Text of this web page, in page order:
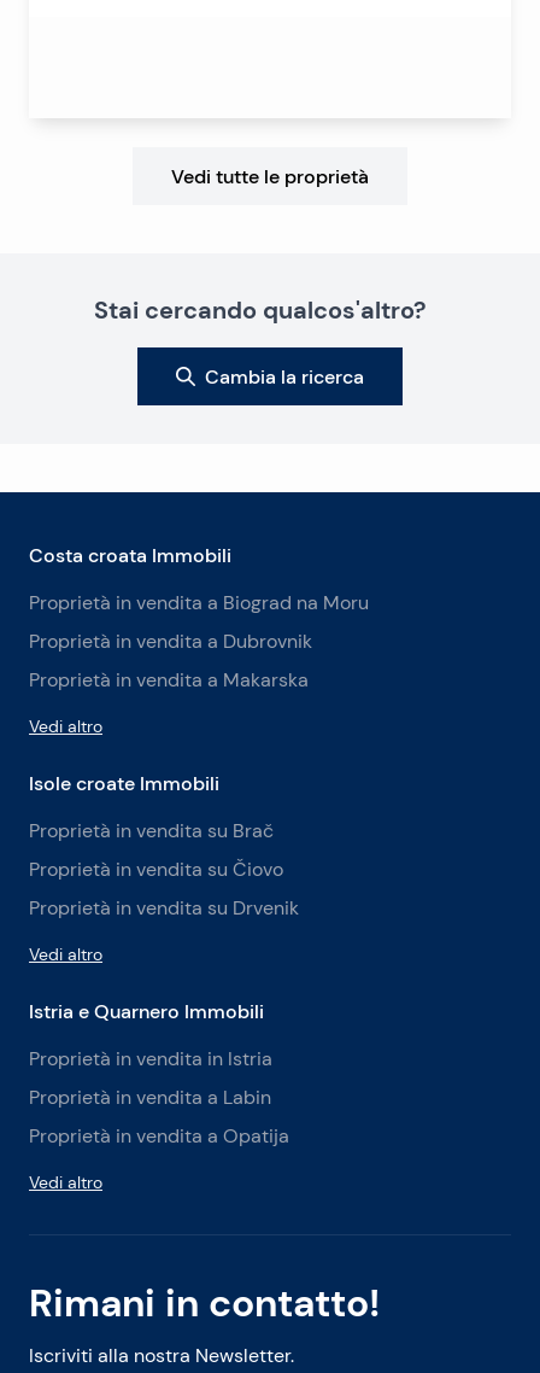
Vedi tutte le proprietà
Stai cercando qualcos'altro?
Cambia la ricerca
Rimani in contatto!
Iscriviti alla nostra Newsletter.
Costa croata Immobili
Proprietà in vendita a Biograd na Moru
Proprietà in vendita a Dubrovnik
Proprietà in vendita a Makarska
Vedi altro
Isole croate Immobili
Proprietà in vendita su Brač
Proprietà in vendita su Čiovo
Proprietà in vendita su Drvenik
Vedi altro
Istria e Quarnero Immobili
Proprietà in vendita in Istria
Proprietà in vendita a Labin
Proprietà in vendita a Opatija
Vedi altro